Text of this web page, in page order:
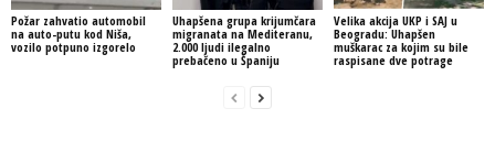
Požar zahvatio automobil
na auto-putu kod Niša,
vozilo potpuno izgorelo
Uhapšena grupa krijumčara
migranata na Mediteranu,
2.000 ljudi ilegalno
prebačeno u Španiju
Velika akcija UKP i SAJ u
Beogradu: Uhapšen
muškarac za kojim su bile
raspisane dve potrage